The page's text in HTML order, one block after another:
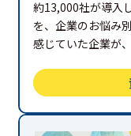
約13,000社が導入
を、企業のお悩み
感じていた企業が